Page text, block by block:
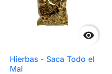

Hierbas - Saca Todo el
Mal